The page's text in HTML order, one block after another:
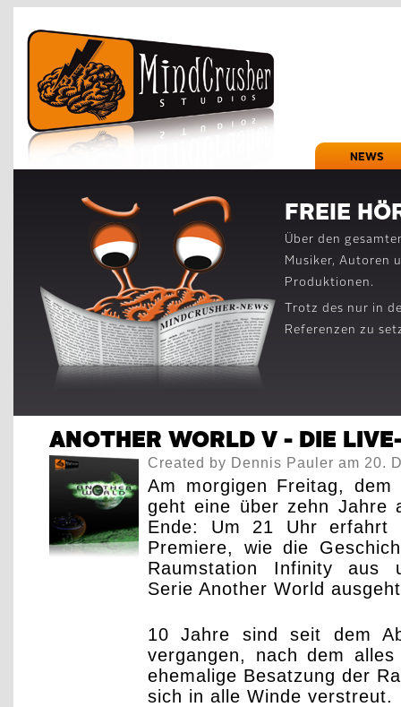
NEWS
FREIE
Über den
Musiker, Autoren
Produktionen.
Trotz des nur in
Referenzen zu
ANOTHER WORLD V - DIE
Created by Dennis Pauler am 20.
Am morgigen Freitag, dem
geht eine über zehn Jahre
Ende: Um 21 Uhr erfahrt
Premiere, wie die
Raumstation Infinity aus
Serie Another World
10 Jahre sind seit dem
vergangen, nach dem
ehemalige Besatzung der
sich in alle Winde verstreut.